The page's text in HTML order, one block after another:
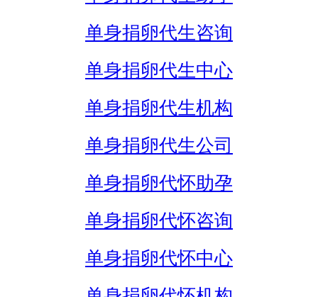
单身捐卵代生咨询
单身捐卵代生中心
单身捐卵代生机构
单身捐卵代生公司
单身捐卵代怀助孕
单身捐卵代怀咨询
单身捐卵代怀中心